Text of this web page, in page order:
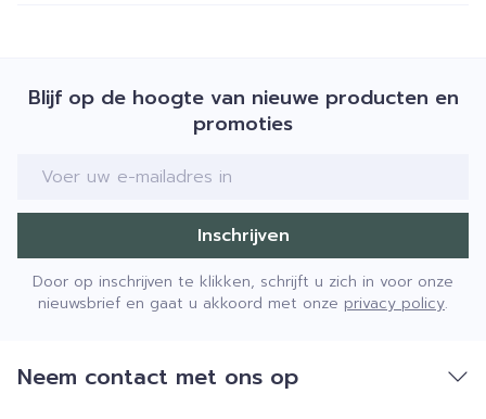
Blijf op de hoogte van nieuwe producten en
promoties
E-mail adres
Inschrijven
Door op inschrijven te klikken, schrijft u zich in voor onze
nieuwsbrief en gaat u akkoord met onze privacy policy.
Neem contact met ons op